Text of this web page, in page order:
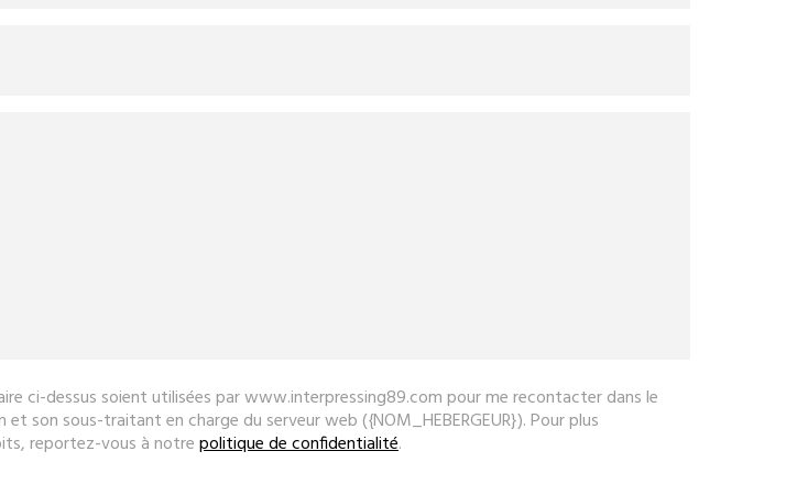
ci-dessus soient utilisées par www.interpressing89.com pour me recontacter dans le
son sous-traitant en charge du serveur web ({NOM_HEBERGEUR}). Pour plus
reportez-vous à notrepolitique de confidentialité.